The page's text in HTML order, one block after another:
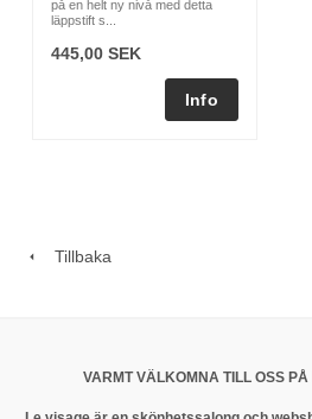
på en helt ny nivå med detta
läppstift s...
445,00 SEK
Tillbaka
VARMT VÄLKOMNA TILL OSS